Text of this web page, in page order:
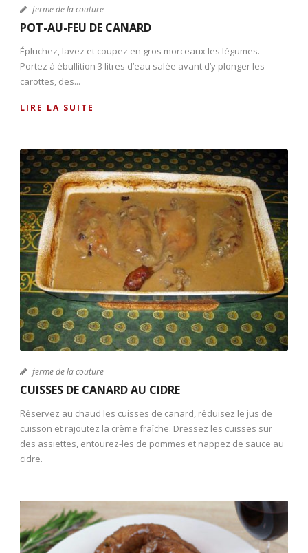
ferme de la couture
POT-AU-FEU DE CANARD
Épluchez, lavez et coupez en gros morceaux les légumes.
Portez à ébullition 3 litres d’eau salée avant d’y plonger les
carottes, des...
LIRE LA SUITE
ferme de la couture
CUISSES DE CANARD AU CIDRE
Réservez au chaud les cuisses de canard, réduisez le jus de
cuisson et rajoutez la crème fraîche. Dressez les cuisses sur
des assiettes, entourez-les de pommes et nappez de sauce au
cidre.